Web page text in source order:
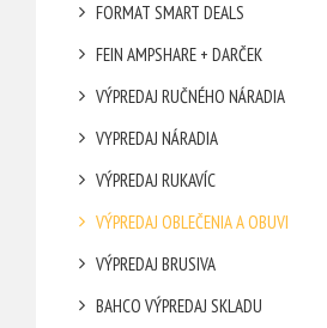
FORMAT SMART DEALS
FEIN AMPSHARE + DARČEK
VÝPREDAJ RUČNÉHO NÁRADIA
VYPREDAJ NÁRADIA
VÝPREDAJ RUKAVÍC
VÝPREDAJ OBLEČENIA A OBUVI
VÝPREDAJ BRUSIVA
BAHCO VÝPREDAJ SKLADU